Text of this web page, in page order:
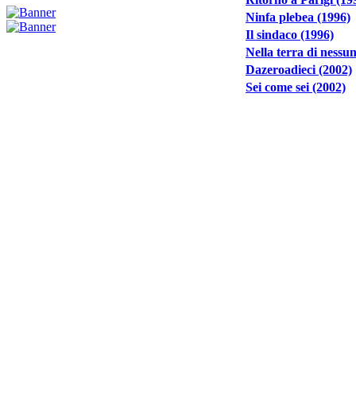
Ninfa plebea (1996)
Il sindaco (1996)
Nella terra di
Dazeroadieci (2002)
Sei come sei (2002)